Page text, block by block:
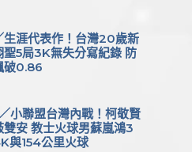
生涯代表作！台灣20歲新
聖5局3K無失分寫紀錄 防
破0.86
小聯盟台灣內戰！柯敬賢
雙安 教士火球男蘇嵐鴻3
與154公里火球